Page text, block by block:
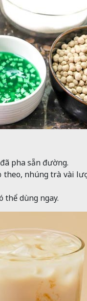
pha sẵn đường.
theo, nhúng trà vài
thể dùng ngay.